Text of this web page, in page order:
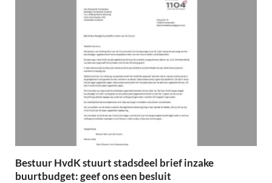
Bestuur HvdK stuurt stadsdeel brief inzake
buurtbudget: geef ons een besluit